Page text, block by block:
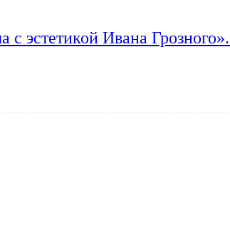
с эстетикой Ивана